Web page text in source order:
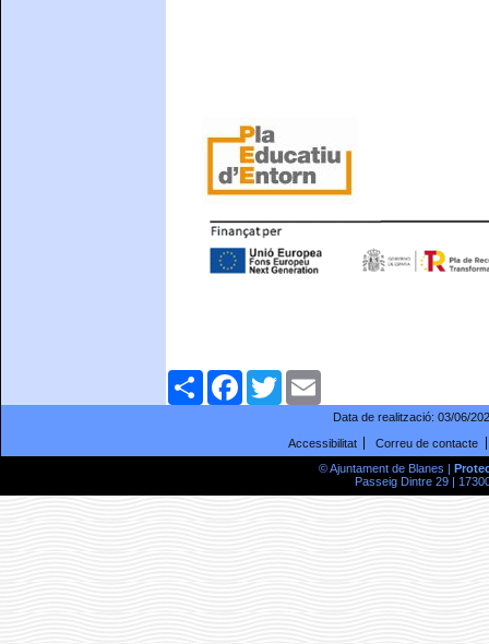
ComparteixFacebookTwitter
Data de realització: 03/06/
Accessibilitat
Correu de contacte
© Ajuntament de Blanes |
Passeig Dintre 29 |